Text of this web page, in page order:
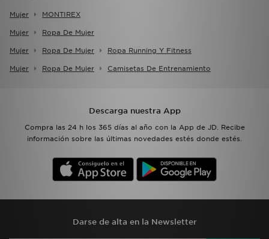
Mujer MONTIREX
Mujer Ropa De Mujer
Mujer Ropa De Mujer Ropa Running Y Fitness
Mujer Ropa De Mujer Camisetas De Entrenamiento
Descarga nuestra App
Compra las 24 h los 365 días al año con la App de JD. Recibe
información sobre las últimas novedades estés donde estés.
Darse de alta en la Newsletter